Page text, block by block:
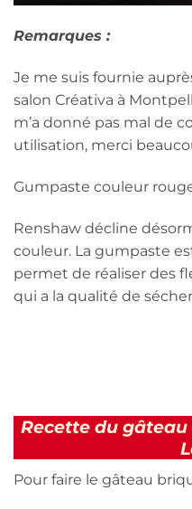
Remarques :
Je me suis fournie
salon Créativa à
m’a donné pas mal de
utilisation, merci
Gumpaste couleur
Renshaw décline
couleur. La gumpaste
permet de réaliser des
qui a la qualité de
Recette du
Pour faire le gâteau